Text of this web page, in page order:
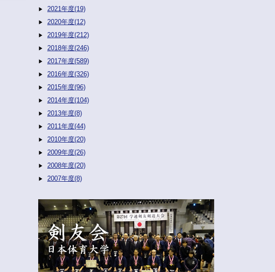
2021年度(19)
2020年度(12)
2019年度(212)
2018年度(246)
2017年度(589)
2016年度(326)
2015年度(96)
2014年度(104)
2013年度(8)
2011年度(44)
2010年度(20)
2009年度(26)
2008年度(20)
2007年度(8)